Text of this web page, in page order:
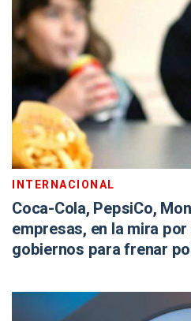
INTERNACIONAL
Coca-Cola, PepsiCo,
empresas, en la mira
gobiernos para frenar